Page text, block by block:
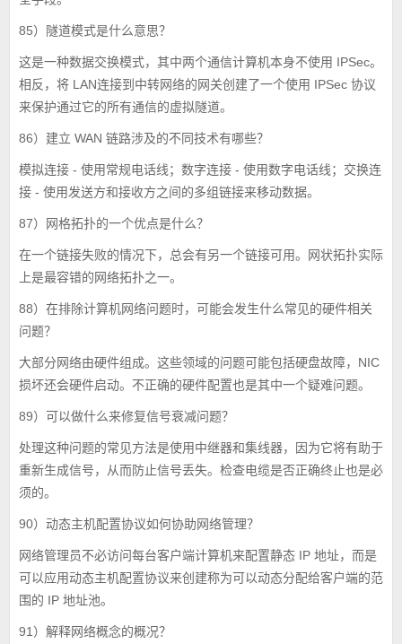
85）隧道模式是什么意思？
这是一种数据交换模式，其中两个通信计算机本身不使用 IPSec。
相反，将 LAN连接到中转网络的网关创建了一个使用 IPSec 协议
来保护通过它的所有通信的虚拟隧道。
86）建立 WAN 链路涉及的不同技术有哪些？
模拟连接 - 使用常规电话线；数字连接 - 使用数字电话线；交换连
接 - 使用发送方和接收方之间的多组链接来移动数据。
87）网格拓扑的一个优点是什么？
在一个链接失败的情况下，总会有另一个链接可用。网状拓扑实际
上是最容错的网络拓扑之一。
88）在排除计算机网络问题时，可能会发生什么常见的硬件相关
问题？
大部分网络由硬件组成。这些领域的问题可能包括硬盘故障，NIC
损坏还会硬件启动。不正确的硬件配置也是其中一个疑难问题。
89）可以做什么来修复信号衰减问题？
处理这种问题的常见方法是使用中继器和集线器，因为它将有助于
重新生成信号，从而防止信号丢失。检查电缆是否正确终止也是必
须的。
90）动态主机配置协议如何协助网络管理？
网络管理员不必访问每台客户端计算机来配置静态 IP 地址，而是
可以应用动态主机配置协议来创建称为可以动态分配给客户端的范
围的 IP 地址池。
91）解释网络概念的概况？